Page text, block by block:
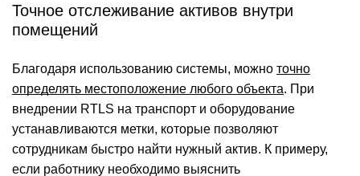
Точное отслеживание активов внутри
помещений
Благодаря использованию системы, можно точно
определять местоположение любого объекта. При
внедрении RTLS на транспорт и оборудование
устанавливаются метки, которые позволяют
сотрудникам быстро найти нужный актив. К примеру,
если работнику необходимо выяснить